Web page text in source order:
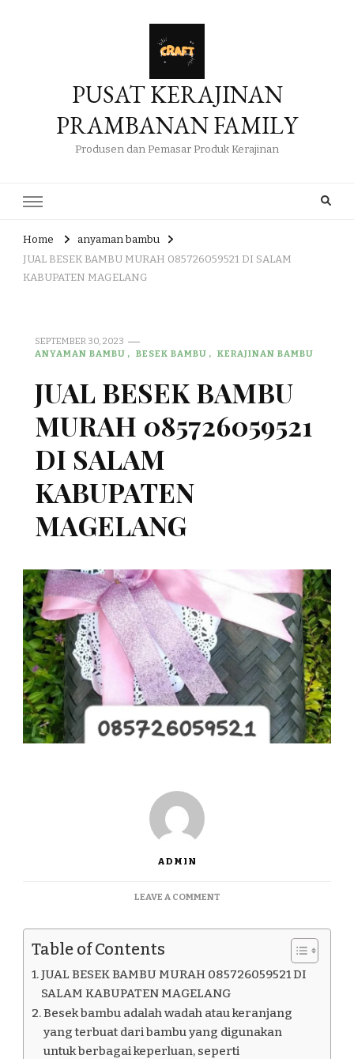
PUSAT KERAJINAN
PRAMBANAN FAMILY
Produsen dan Pemasar Produk Kerajinan
Home
anyaman bambu
JUAL BESEK BAMBU MURAH 085726059521 DI SALAM
KABUPATEN MAGELANG
SEPTEMBER 30, 2023
ANYAMAN BAMBU
BESEK BAMBU KERAJINAN BAMBU
JUAL BESEK BAMBU
MURAH 085726059521
DI SALAM
KABUPATEN
MAGELANG
ADMIN
LEAVE A COMMENTON
085726059521
SALAM
KABUPATEN
MAGELANG
Table of Contents
JUAL BESEK BAMBU MURAH 085726059521 DI
SALAM KABUPATEN MAGELANG
Besek bambu adalah wadah atau keranjang
yang terbuat dari bambu yang digunakan
untuk berbagai keperluan, seperti